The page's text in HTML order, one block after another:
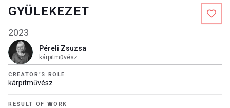
GYÜLEKEZET
2023
Péreli Zsuzsa
kárpitművész
CREATOR'S ROLE
kárpitművész
RESULT OF WORK